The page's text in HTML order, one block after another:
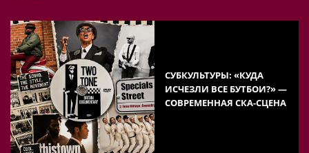
СУБКУЛЬТУРЫ: «КУДА
ИСЧЕЗЛИ ВСЕ БУТБОИ?» —
СОВРЕМЕННАЯ СКА-СЦЕНА